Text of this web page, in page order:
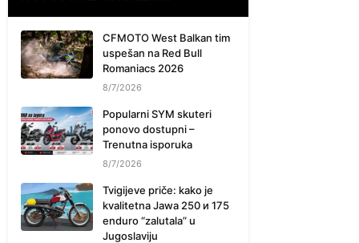
CFMOTO West Balkan tim
uspešan na Red Bull
Romaniacs 2026
8/7/2026
Popularni SYM skuteri
ponovo dostupni –
Trenutna isporuka
8/7/2026
Tvigijeve priče: kako je
kvalitetna Jawa 250 и 175
enduro “zalutala” u
Jugoslaviju